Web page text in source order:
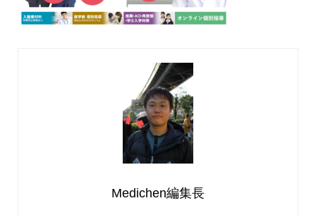
Medichen編集長